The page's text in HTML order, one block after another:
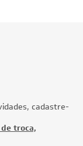
cadastre-
troca,